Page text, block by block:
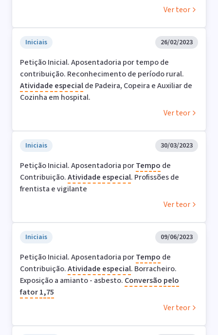
Ver teor
Iniciais 26/02/2023
Petição Inicial. Aposentadoria por tempo de
contribuição. Reconhecimento de período rural.
Atividade especialde Padeira, Copeira e Auxiliar de
Cozinha em hospital.
Ver teor
Iniciais 30/03/2023
Petição Inicial. Aposentadoria porTempo de
Contribuição.Atividade especial. Profissões de
frentista e vigilante
Ver teor
Iniciais 09/06/2023
Petição Inicial. Aposentadoria porTempo de
Contribuição.Atividade especial. Borracheiro.
Exposição a amianto - asbesto. Conversão pelo
fator1,75
Ver teor